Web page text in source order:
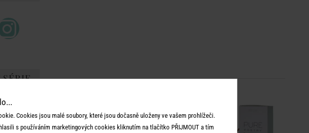
SÉRIE
Cookies jsou malé soubory, které jsou dočasně uloženy ve vašem prohlížeči.
s používáním marketingových cookies kliknutím na tlačítko PŘIJMOUT a tím